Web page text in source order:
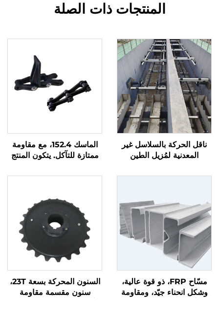
المنتجات ذات الصلة
ناقل الحركة بالسلاسل غير
المعدنية لمُزيل الطين
مياه الصرف الصحي
الماسك 152.4، مع مقاومة
ممتازة للتآكل. يتكون المنتج
التركيب، وله قوة تحمل تزيد
مسّاح FRP، ذو قوة عالية،
وشكل انحناء جيّد، ومقاومة
السنون المحركة بسعة 23T،
سنون مقسمة مقاومة